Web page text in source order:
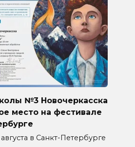
№3 Новочеркасска
место на фестивале
в Санкт-Петербурге